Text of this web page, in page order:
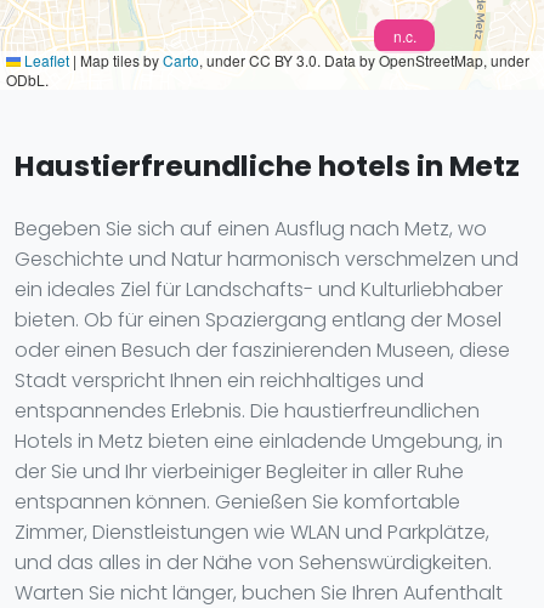
n.c.
Leaflet | Map tiles byCarto, under CC BY 3.0. Data by OpenStreetMap, under
ODbL.
Haustierfreundliche hotels in Metz
Begeben Sie sich auf einen Ausflug nach Metz, wo
Geschichte und Natur harmonisch verschmelzen und
ein ideales Ziel für Landschafts- und Kulturliebhaber
bieten. Ob für einen Spaziergang entlang der Mosel
oder einen Besuch der faszinierenden Museen, diese
Stadt verspricht Ihnen ein reichhaltiges und
entspannendes Erlebnis. Die haustierfreundlichen
Hotels in Metz bieten eine einladende Umgebung, in
der Sie und Ihr vierbeiniger Begleiter in aller Ruhe
entspannen können. Genießen Sie komfortable
Zimmer, Dienstleistungen wie WLAN und Parkplätze,
und das alles in der Nähe von Sehenswürdigkeiten.
Warten Sie nicht länger, buchen Sie Ihren Aufenthalt